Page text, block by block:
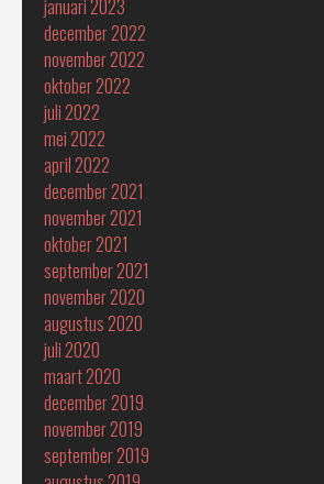
januari 2023
december 2022
november 2022
oktober 2022
juli 2022
mei 2022
april 2022
december 2021
november 2021
oktober 2021
september 2021
november 2020
augustus 2020
juli 2020
maart 2020
december 2019
november 2019
september 2019